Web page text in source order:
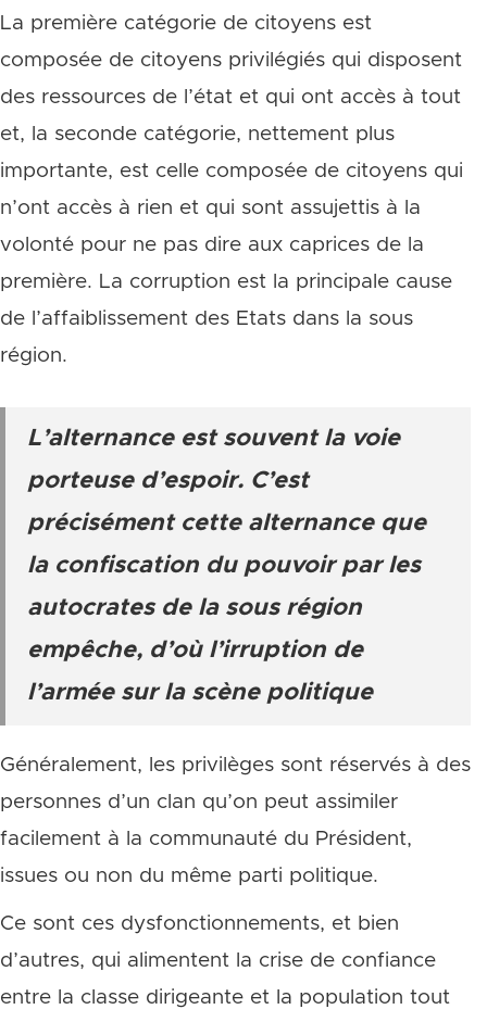
La première catégorie de citoyens est
composée de citoyens privilégiés qui disposent
des ressources de l’état et qui ont accès à tout
et, la seconde catégorie, nettement plus
importante, est celle composée de citoyens qui
n’ont accès à rien et qui sont assujettis à la
volonté pour ne pas dire aux caprices de la
première. La corruption est la principale cause
de l’affaiblissement des Etats dans la sous
région.
L’alternance est souvent la voie
porteuse d’espoir. C’est
précisément cette alternance que
la confiscation du pouvoir par les
autocrates de la sous région
empêche, d’où l’irruption de
l’armée sur la scène politique
Généralement, les privilèges sont réservés à des
personnes d’un clan qu’on peut assimiler
facilement à la communauté du Président,
issues ou non du même parti politique.
Ce sont ces dysfonctionnements, et bien
d’autres, qui alimentent la crise de confiance
entre la classe dirigeante et la population tout